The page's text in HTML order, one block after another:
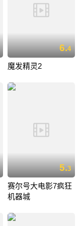
6.4
魔发精灵2
5.3
赛尔号大电影7疯狂
机器城